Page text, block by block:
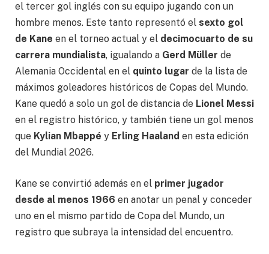
el tercer gol inglés con su equipo jugando con un
hombre menos. Este tanto representó el sexto gol
de Kane en el torneo actual y el decimocuarto de su
carrera mundialista, igualando a Gerd Müller de
Alemania Occidental en el quinto lugar de la lista de
máximos goleadores históricos de Copas del Mundo.
Kane quedó a solo un gol de distancia de Lionel Messi
en el registro histórico, y también tiene un gol menos
que Kylian Mbappé y Erling Haaland en esta edición
del Mundial 2026.
Kane se convirtió además en el primer jugador
desde al menos 1966 en anotar un penal y conceder
uno en el mismo partido de Copa del Mundo, un
registro que subraya la intensidad del encuentro.